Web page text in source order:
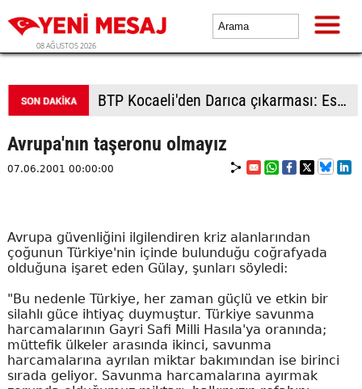
08 AĞUSTOS 2026
BTP Kocaeli'den Darıca çıkarması: Esnaf ve derneklerden yoğun ilgi
Avrupa'nın taşeronu olmayız
07.06.2001 00:00:00
Avrupa güvenliğini ilgilendiren kriz alanlarından
çoğunun Türkiye'nin içinde bulunduğu coğrafyada
olduğuna işaret eden Gülay, şunları söyledi:
"Bu nedenle Türkiye, her zaman güçlü ve etkin bir
silahlı güce ihtiyaç duymuştur. Türkiye savunma
harcamalarının Gayri Safi Milli Hasıla'ya oranında;
müttefik ülkeler arasında ikinci, savunma
harcamalarına ayrılan miktar bakımından ise birinci
sırada geliyor. Savunma harcamalarına ayırmak